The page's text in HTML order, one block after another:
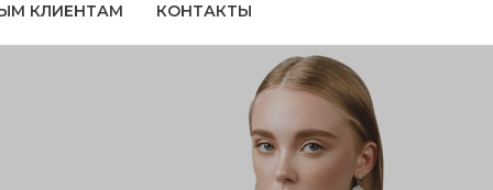
КЛИЕНТАМ КОНТАКТЫ